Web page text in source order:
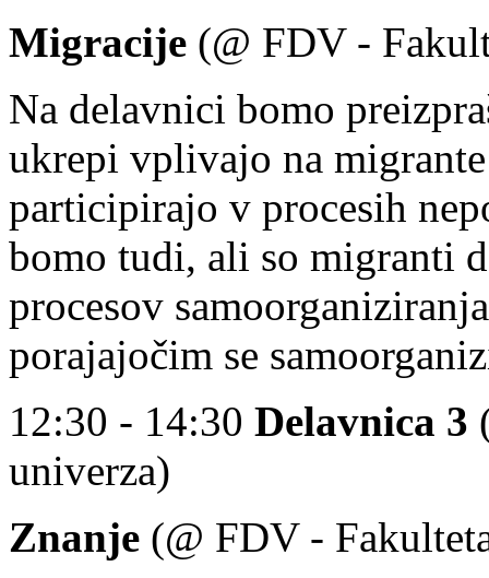
Migracije (@ FDV -
Na delavnici bomo
ukrepi vplivajo na
participirajo v procesih
bomo tudi, ali so migranti
procesov
porajajočim se
12:30 - 14:30 Delavnica 3
univerza)
Znanje (@ FDV -